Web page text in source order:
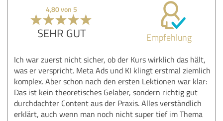
4,80 von 5
SEHR GUT Empfehlung
Ich war zuerst nicht sicher, ob der Kurs wirklich das hält,
was er verspricht. Meta Ads und KI klingt erstmal ziemlich
komplex. Aber schon nach den ersten Lektionen war klar:
Das ist kein theoretisches Gelaber, sondern richtig gut
durchdachter Content aus der Praxis. Alles verständlich
erklärt, auch wenn man noch nicht super tief im Thema